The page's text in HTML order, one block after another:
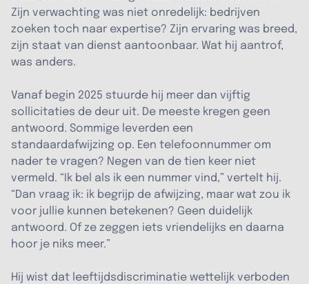
Zijn verwachting was niet onredelijk: bedrijven
zoeken toch naar expertise? Zijn ervaring was breed,
zijn staat van dienst aantoonbaar. Wat hij aantrof,
was anders.
Vanaf begin 2025 stuurde hij meer dan vijftig
sollicitaties de deur uit. De meeste kregen geen
antwoord. Sommige leverden een
standaardafwijzing op. Een telefoonnummer om
nader te vragen? Negen van de tien keer niet
vermeld. “Ik bel als ik een nummer vind,” vertelt hij.
“Dan vraag ik: ik begrijp de afwijzing, maar wat zou ik
voor jullie kunnen betekenen? Geen duidelijk
antwoord. Of ze zeggen iets vriendelijks en daarna
hoor je niks meer.”
Hij wist dat leeftijdsdiscriminatie wettelijk verboden